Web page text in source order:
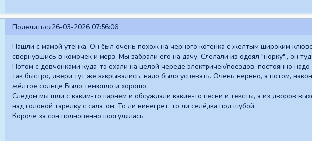
Поделиться26-03-2026 07:56:06
Нашли с мамой утёнка. Он был очень похож на черного котенка с желтым широким
свернувшись в комочек и мерз. Мы забрали его на дачу. Слелали из одеял "норку",, он
Потом с девчонками куда-то ехали на целой череде электричек/поездов, постоянно
так быстро, двери тут же закрывались, надо было успевать. Очень нервно, а потом,
жёлтое солнце Было темюпло и хорошо.
Следом мы шли с каким-то парнем и обсуждали какие-то песни и тексты, а из дворов
над головой тарелку с салатом. То ли винегрет, то ли селёдка под шубой.
Короче за сон полноценно поогулялась